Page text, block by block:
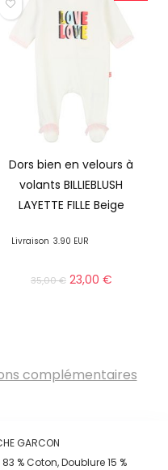
Dors bien en velours à
volants BILLIEBLUSH
LAYETTE FILLE Beige
Livraison 3.90 EUR
35,00€ 23,00 €
complémentaires
GARCON
% Coton, Doublure 15 %